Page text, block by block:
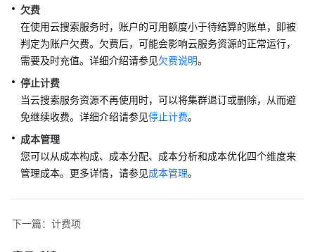
计
费
样
变
更
计
费
模
式
欠费
在使用云搜索服务时，账户的可用额度小于待结算的账单，即被
判定为账户欠费。欠费后，可能会影响云服务资源的正常运行，
需要及时充值。详细介绍请参见欠费说明。
停止计费
当云搜索服务资源不再使用时，可以将集群退订或删除，从而避
免继续收费。详细介绍请参见停止计费。
成本管理
您可以从成本构成、成本分配、成本分析和成本优化四个维度来
管理成本。更多详情，请参见成本管理。
下一篇：计费项